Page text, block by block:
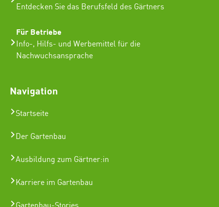
Entdecken Sie das Berufsfeld des Gärtners
Für Betriebe
Info-, Hilfs- und Werbemittel für die
Nachwuchsansprache
Navigation
Startseite
Der Gartenbau
Ausbildung zum Gärtner:in
Karriere im Gartenbau